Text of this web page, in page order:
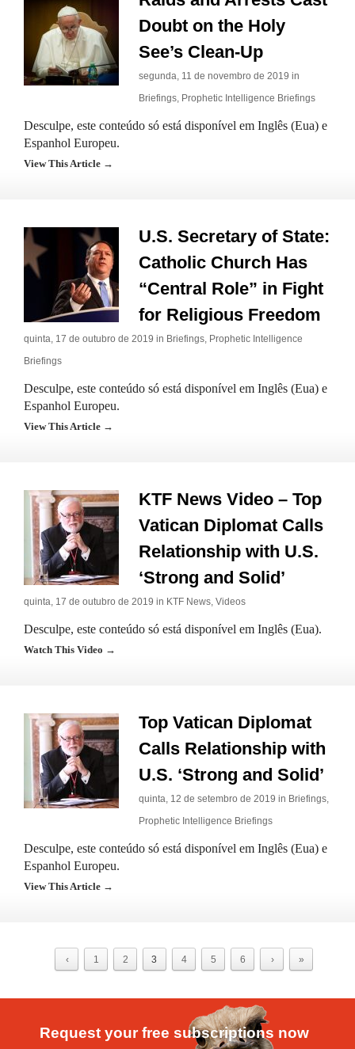
Doubt on the Holy
See’s Clean-Up
segunda, 11 de novembro de 2019 in
Briefings, Prophetic Intelligence Briefings
Desculpe, este conteúdo só está disponível em Inglês (Eua) e
Espanhol Europeu.
View This Article →
U.S. Secretary of State:
Catholic Church Has
“Central Role” in Fight
for Religious Freedom
quinta, 17 de outubro de 2019 in Briefings, Prophetic Intelligence
Briefings
Desculpe, este conteúdo só está disponível em Inglês (Eua) e
Espanhol Europeu.
View This Article →
KTF News Video – Top
Vatican Diplomat Calls
Relationship with U.S.
‘Strong and Solid’
quinta, 17 de outubro de 2019 in KTF News, Videos
Desculpe, este conteúdo só está disponível em Inglês (Eua).
Watch This Video →
Top Vatican Diplomat
Calls Relationship with
U.S. ‘Strong and Solid’
quinta, 12 de setembro de 2019 in Briefings,
Prophetic Intelligence Briefings
Desculpe, este conteúdo só está disponível em Inglês (Eua) e
Espanhol Europeu.
View This Article →
‹ 1 2 3 4 5 6 › »
Request your free subscriptions now